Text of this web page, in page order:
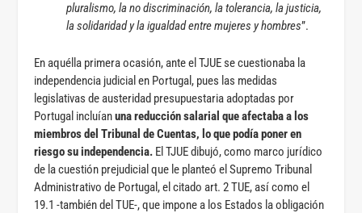
pluralismo, la no discriminación, la tolerancia, la justicia,
la solidaridad y la igualdad entre mujeres y hombres”.
En aquélla primera ocasión, ante el TJUE se cuestionaba la
independencia judicial en Portugal, pues las medidas
legislativas de austeridad presupuestaria adoptadas por
Portugal incluíanuna reducción salarial que afectaba a los
miembros del Tribunal de Cuentas, lo que podía poner en
riesgo su independencia. El TJUE dibujó, como marco jurídico
de la cuestión prejudicial que le planteó el Supremo Tribunal
Administrativo de Portugal, el citado art. 2 TUE, así como el
19.1 -también del TUE-, que impone a los Estados la obligación